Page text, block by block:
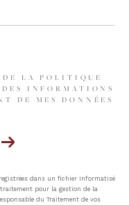
LA POLITIQUE
INFORMATIONS
DE MES DONNÉES
dans un fichier informatisé
pour la gestion de la
du Traitement de vos